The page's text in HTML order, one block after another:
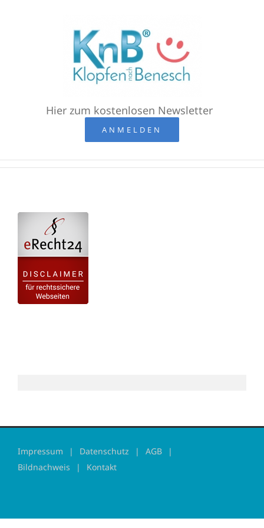
Hier zum kostenlosen Newsletter
ANMELDEN
Impressum Datenschutz
AGB
Bildnachweis
Kontakt